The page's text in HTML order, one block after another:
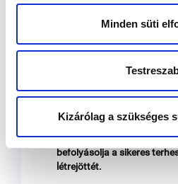
Minden süti
Kizárólag a szükséges
A gyűjtött adatok alapján
embrió javasolt
fagyasztásra. Bizonyos
amikor az osztódás megáll.
A beültetésre alkalmas,
visszaültetése sem
embriók beágyazódását,
terhességet, hiszen
befolyásolja a sikeres
létrejöttét.